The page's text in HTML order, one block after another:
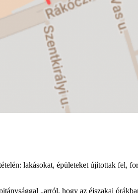
lakásokat, épületeket újítottak fel,
„arról, hogy az éjszakai